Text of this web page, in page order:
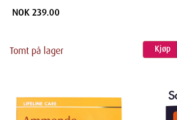
stk
NOK 239.00
Tomt på lager Kjøp